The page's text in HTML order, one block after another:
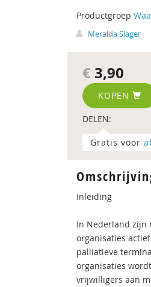
Productgroep
Meralda Slager
€ 3,90
KOPEN
DELEN:
Gratis voor
Inleiding
In Nederland zijn
organisaties
palliatieve
organisaties
vrijwilligers aan